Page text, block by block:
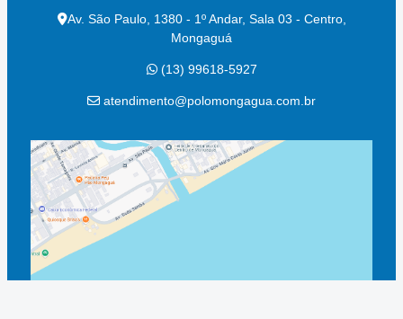
Av. São Paulo, 1380 - 1º Andar, Sala 03 - Centro,
Mongaguá
(13) 99618-5927
atendimento@polomongagua.com.br